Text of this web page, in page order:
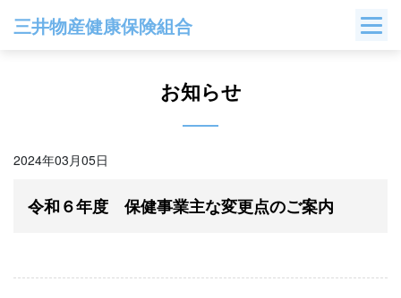
三井物産健康保険組合
お知らせ
2024年03月05日
令和６年度 保健事業主な変更点のご案内